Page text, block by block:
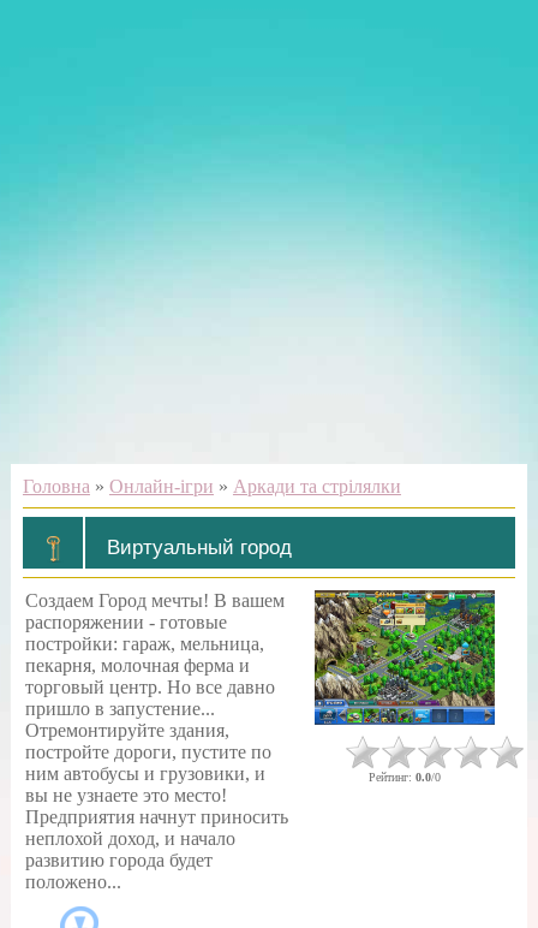
Головна » Онлайн-ігри » Аркади та стрілялки
Виртуальный город
Создаем Город мечты! В вашем
распоряжении - готовые
постройки: гараж, мельница,
пекарня, молочная ферма и
торговый центр. Но все давно
пришло в запустение...
Отремонтируйте здания,
постройте дороги, пустите по
ним автобусы и грузовики, и
вы не узнаете это место!
Предприятия начнут приносить
неплохой доход, и начало
развитию города будет
положено...
Рейтинг: 0.0/0